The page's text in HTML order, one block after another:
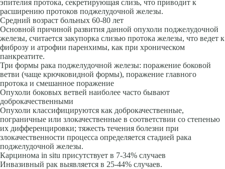
эпителия протока, секретирующая слизь, что приводит к
расширению протоков поджелудочной железы.
Средний возраст больных 60-80 лет
Основной причиной развития данной опухоли поджелудочной
железы, считается закупорка слизью протока железы, что ведет к
фиброзу и атрофии паренхимы, как при хроническом
панкреатите.
Три формы рака поджелудочной железы: поражение боковой
ветви (чаще крючковидной формы), поражение главного
протока и смешанное поражение
Опухоли боковых ветвей наиболее часто бывают
доброкачественными
Опухоли классифицируются как доброкачественные,
пограничные или злокачественные в соответствии со степенью
их дифференцировки; тяжесть течения болезни при
злокачественности процесса определяется стадией рака
поджелудочной железы.
Карцинома in situ присутствует в 7-34% случаев
Инвазивный рак выявляется в 25-44% случаев.